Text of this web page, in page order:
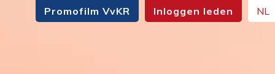
Promofilm VvKR Inloggen leden NL